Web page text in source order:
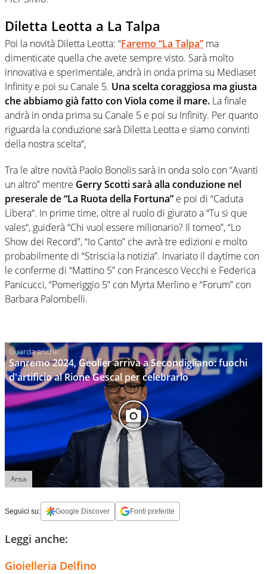
Diletta Leotta a La Talpa
Poi la novità Diletta Leotta: “Faremo “La Talpa” ma
dimenticate quella che avete sempre visto. Sarà molto
innovativa e sperimentale, andrà in onda prima su Mediaset
Infinity e poi su Canale 5. Una scelta coraggiosa ma giusta
che abbiamo già fatto con Viola come il mare. La finale
andrà in onda prima su Canale 5 e poi su Infinity. Per quanto
riguarda la conduzione sarà Diletta Leotta e siamo convinti
della nostra scelta“,
Tra le altre novità Paolo Bonolis sarà in onda solo con “Avanti
un altro” mentre Gerry Scotti sarà alla conduzione nel
preserale de “La Ruota della Fortuna” e poi di “Caduta
Libera“. In prime time, oltre al ruolo di giurato a “Tu si que
vales“, guiderà “Chi vuol essere milionario? Il torneo”, “Lo
Show dei Record”, “Io Canto” che avrà tre edizioni e molto
probabilmente di “Striscia la notizia”. Invariato il daytime con
le conferme di “Mattino 5” con Francesco Vecchi e Federica
Panicucci, “Pomeriggio 5” con Myrta Merlino e “Forum” con
Barbara Palombelli.
Sanremo 2024, Geolier arriva a Secondigliano: fuochi
d'artificio al Rione Gescal per celebrarlo
Ansa
Seguici su: Google Discover Fonti preferite
Leggi anche:
Gioielleria Delfino